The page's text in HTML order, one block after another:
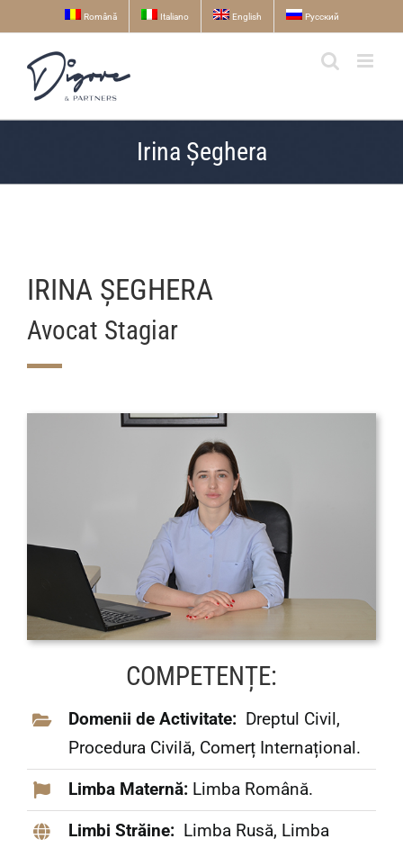
to
content
Română Italiano English Русский
Irina Șeghera
IRINA ȘEGHERA
Avocat Stagiar
COMPETENȚE:
Domenii de Activitate:Dreptul Civil,
Procedura Civilă, Comerț Internațional.
Limba Maternă: Limba Română.
Limbi Străine:Limba Rusă, Limba